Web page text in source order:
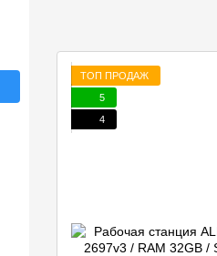
ТОП ПРОДАЖ
5
4